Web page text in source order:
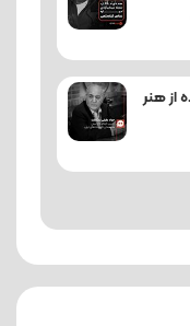
از هنر